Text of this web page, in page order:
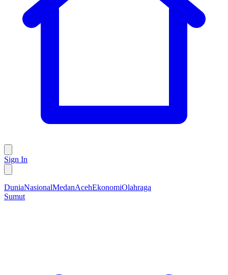
Sign In
DuniaNasionalMedanAcehEkonomiOlahraga
Sumut